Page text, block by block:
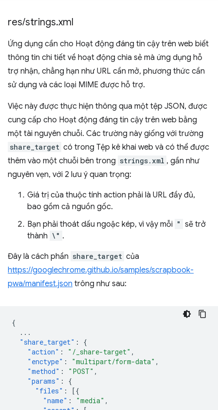
res/strings.xml
Ứng dụng cần cho Hoạt động đáng tin cậy trên web biết
thông tin chi tiết về hoạt động chia sẻ mà ứng dụng hỗ
trợ nhận, chẳng hạn như URL cần mở, phương thức cần
sử dụng và các loại MIME được hỗ trợ.
Việc này được thực hiện thông qua một tệp JSON, được
cung cấp cho Hoạt động đáng tin cậy trên web bằng
một tài nguyên chuỗi. Các trường này giống với trường
share_target có trong Tệp kê khai web và có thể được
thêm vào một chuỗi bên trong strings.xml , gần như
nguyên vẹn, với 2 lưu ý quan trọng:
Giá trị của thuộc tính action phải là URL đầy đủ,
bao gồm cả nguồn gốc.
Bạn phải thoát dấu ngoặc kép, vì vậy mỗi " sẽ trở
thành \" .
Đây là cách phần share_target của
https://googlechrome.github.io/samples/scrapbook-
pwa/manifest.json trông như sau:
{
...
"share_target" :
{
"action" : "/_share-target" ,
"enctype" : "multipart/form-data" ,
"method" : "POST" ,
"params" :
{
"files" :
[{
"name" : "media" ,